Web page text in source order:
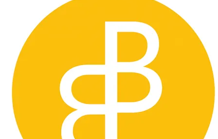
frakten kommer att kosta och om det går att skicka med spårbar frakt
vilket är ett krav från oss.
Väljer man att buda utan att kontakta oss först så förbehåller vi oss
rätten att avbryta köpet och du som köpare
blir blockerad från framtida köp